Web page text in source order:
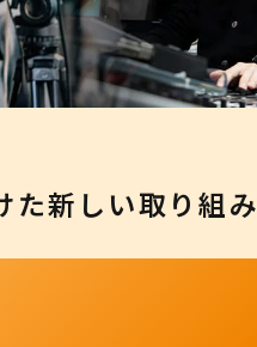
た新しい取り組み